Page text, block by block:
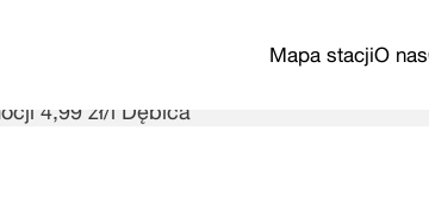
Mapa stacjiO nas
4,99 zł/l Dębica